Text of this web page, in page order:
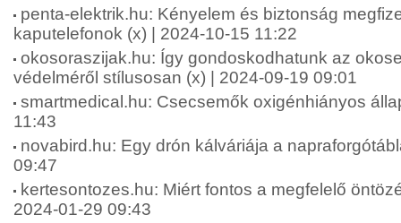
penta-elektrik.hu: Kényelem és biztonság
kaputelefonok (x) | 2024-10-15 11:22
okosoraszijak.hu: Így gondoskodhatunk az
védelméről stílusosan (x) | 2024-09-19 09:01
smartmedical.hu: Csecsemők oxigénhiányos
11:43
novabird.hu: Egy drón kálváriája a
09:47
kertesontozes.hu: Miért fontos a megfelelő
2024-01-29 09:43